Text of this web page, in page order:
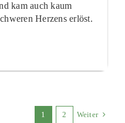
kam auch kaum
Herzens erlöst.
1 2 Weiter